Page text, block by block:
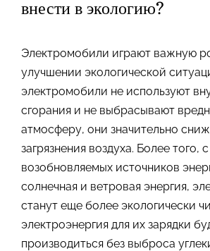
внести в экологию?
Электромобили играют важную
улучшении экологической
электромобили не используют
сгорания и не выбрасывают
атмосферу, они значительно
загрязнения воздуха. Более того,
возобновляемых источников
солнечная и ветровая энергия,
станут еще более экологически
электроэнергия для их зарядки
производиться без выброса